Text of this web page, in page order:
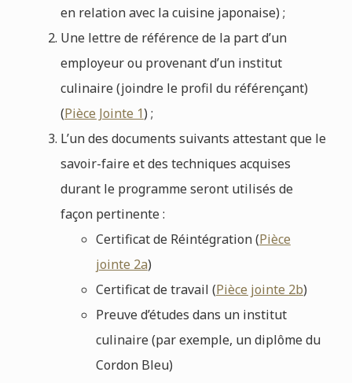
en relation avec la cuisine japonaise) ;
Une lettre de référence de la part d’un
employeur ou provenant d’un institut
culinaire (joindre le profil du référençant)
(Pièce Jointe 1) ;
L’un des documents suivants attestant que le
savoir-faire et des techniques acquises
durant le programme seront utilisés de
façon pertinente :
Certificat de Réintégration (Pièce
jointe 2a)
Certificat de travail (Pièce jointe 2b)
Preuve d’études dans un institut
culinaire (par exemple, un diplôme du
Cordon Bleu)